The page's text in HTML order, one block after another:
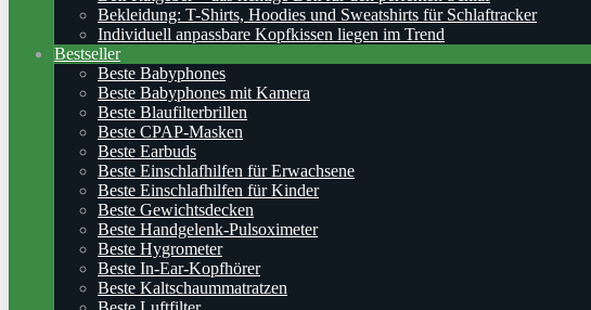
Bekleidung: T-Shirts, Hoodies und Sweatshirts für Schlaftracker
Individuell anpassbare Kopfkissen liegen im Trend
Bestseller
Beste Babyphones
Beste Babyphones mit Kamera
Beste Blaufilterbrillen
Beste CPAP-Masken
Beste Earbuds
Beste Einschlafhilfen für Erwachsene
Beste Einschlafhilfen für Kinder
Beste Gewichtsdecken
Beste Handgelenk-Pulsoximeter
Beste Hygrometer
Beste In-Ear-Kopfhörer
Beste Kaltschaummatratzen